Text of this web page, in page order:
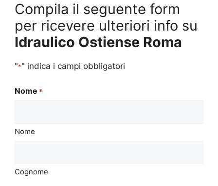
Compila il seguente form
per ricevere ulteriori info su
Idraulico Ostiense Roma
"*" indica i campi obbligatori
Nome *
Nome
Cognome